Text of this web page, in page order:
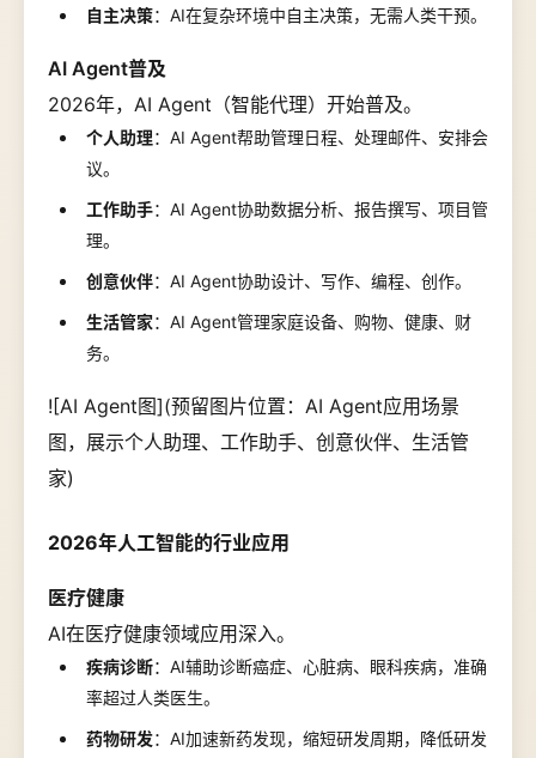
自主决策：AI在复杂环境中自主决策，无需人类干预。
AI Agent普及
2026年，AI Agent（智能代理）开始普及。
个人助理：AI Agent帮助管理日程、处理邮件、安排会
议。
工作助手：AI Agent协助数据分析、报告撰写、项目管
理。
创意伙伴：AI Agent协助设计、写作、编程、创作。
生活管家：AI Agent管理家庭设备、购物、健康、财
务。
![AI Agent图](预留图片位置：AI Agent应用场景
图，展示个人助理、工作助手、创意伙伴、生活管
家)
2026年人工智能的行业应用
医疗健康
AI在医疗健康领域应用深入。
疾病诊断：AI辅助诊断癌症、心脏病、眼科疾病，准确
率超过人类医生。
药物研发：AI加速新药发现，缩短研发周期，降低研发